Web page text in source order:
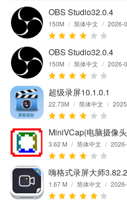
OBS Studio32.0.4
150M / 简体中文 / 2026-
OBS Studio32.0.4
150M / 简体中文 / 2026-
超级录屏10.1.0.1
22.73M / 简体中文 /
MiniVCap(电脑摄像
3.62 M / 简体中文 /
嗨格式录屏大师
1.67 M / 简体中文 /